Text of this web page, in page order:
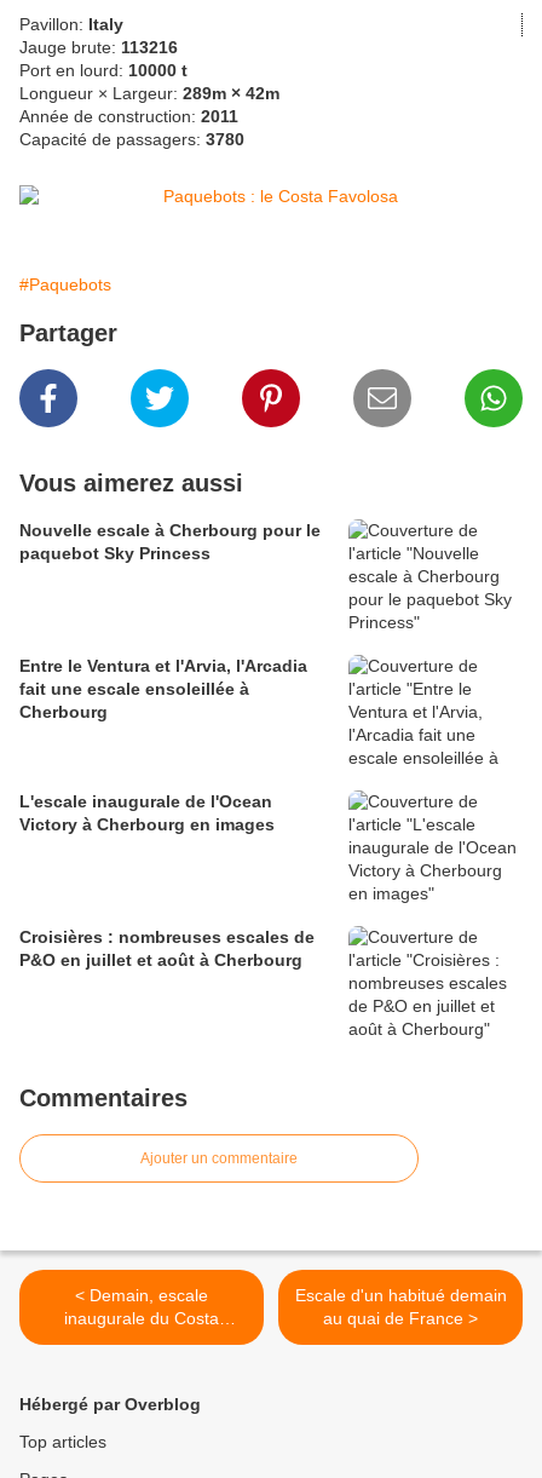
Pavillon: Italy
Jauge brute: 113216
Port en lourd: 10000 t
Longueur × Largeur: 289m × 42m
Année de construction: 2011
Capacité de passagers: 3780
#Paquebots
Partager
Vous aimerez aussi
Nouvelle escale à Cherbourg pour le
paquebot Sky Princess
Entre le Ventura et l'Arvia, l'Arcadia
fait une escale ensoleillée à
Cherbourg
L'escale inaugurale de l'Ocean
Victory à Cherbourg en images
Croisières : nombreuses escales de
P&O en juillet et août à Cherbourg
Commentaires
Ajouter un commentaire
< Demain, escale
inaugurale du Costa
Fortuna
Escale d'un habitué demain
au quai de France >
Hébergé par Overblog
Top articles